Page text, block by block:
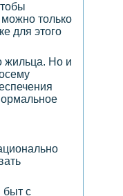
можно только
для этого
жильца. Но и
быт с